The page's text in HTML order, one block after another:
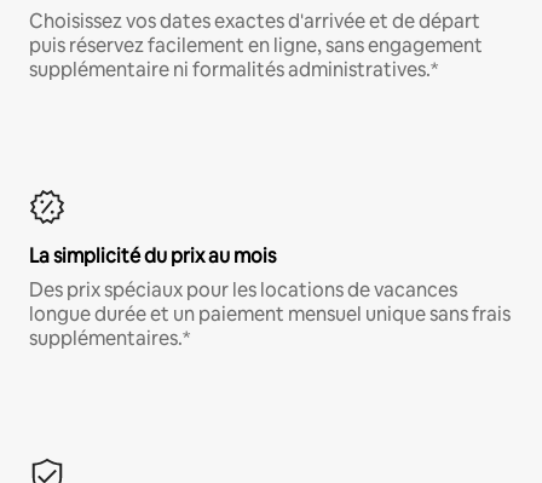
Choisissez vos dates exactes d'arrivée et de départ
puis réservez facilement en ligne, sans engagement
supplémentaire ni formalités administratives.*
La simplicité du prix au mois
Des prix spéciaux pour les locations de vacances
longue durée et un paiement mensuel unique sans frais
supplémentaires.*